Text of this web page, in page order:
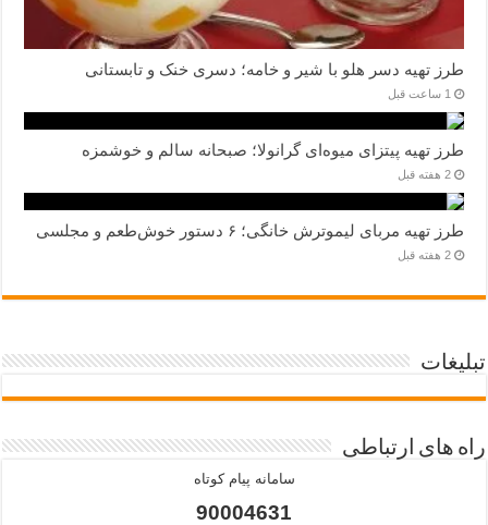
طرز تهیه دسر هلو با شیر و خامه؛ دسری خنک و تابستانی
1 ساعت قبل
طرز تهیه پیتزای میوه‌ای گرانولا؛ صبحانه سالم و خوشمزه
2 هفته قبل
طرز تهیه مربای لیموترش خانگی؛ ۶ دستور خوش‌طعم و مجلسی
2 هفته قبل
تبلیغات
راه های ارتباطی
سامانه پیام کوتاه
90004631